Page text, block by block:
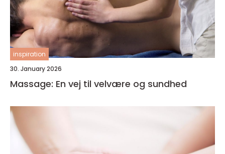
inspiration
30. January 2026
Massage: En vej til velvære og sundhed